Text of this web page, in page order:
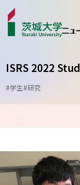
ニュース
学生ライター
イベント
ISRS 2022
#学生#研究